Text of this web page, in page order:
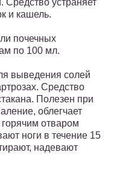
Средство устраняет
и кашель.
почечных
по 100 мл.
выведения солей
Средство
Полезен при
облегчает
горячим отваром
ноги в течение 15
надевают